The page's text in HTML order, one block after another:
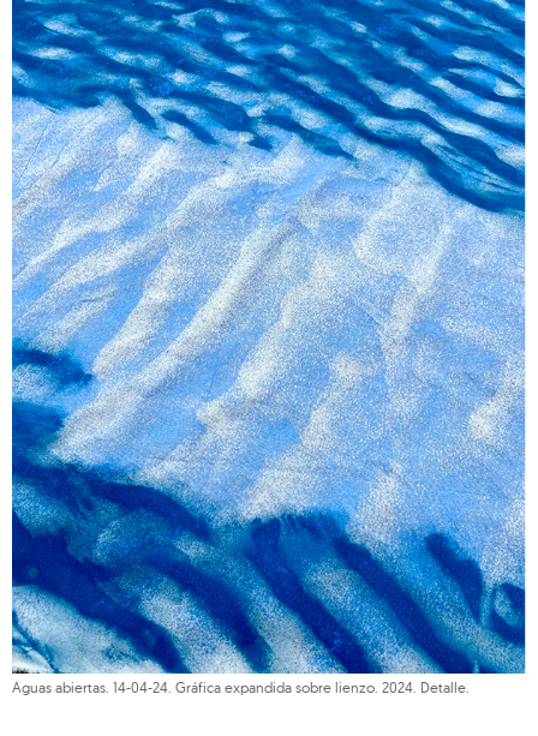
Aguas abiertas. 14-04-24. Gráfica expandida sobre lienzo. 2024. Detalle.